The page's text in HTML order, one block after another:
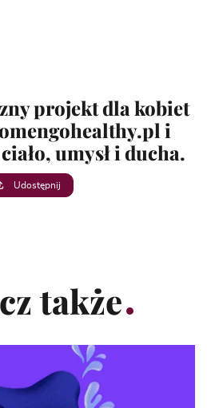
projekt dla kobiet
i
umysł i ducha.
Udostępnij
także